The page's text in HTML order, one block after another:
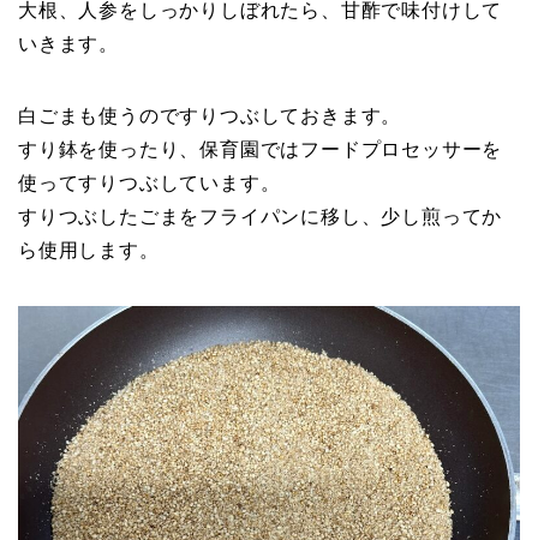
大根、人参をしっかりしぼれたら、甘酢で味付けして
いきます。
白ごまも使うのですりつぶしておきます。
すり鉢を使ったり、保育園ではフードプロセッサーを
使ってすりつぶしています。
すりつぶしたごまをフライパンに移し、少し煎ってか
ら使用します。